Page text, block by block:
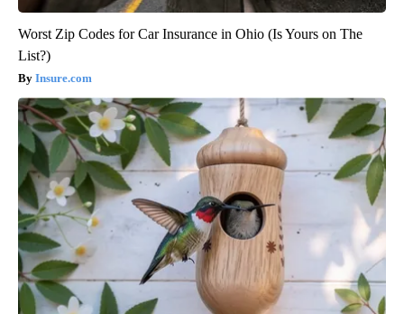
Worst Zip Codes for Car Insurance in Ohio (Is Yours on The
List?)
Insure.com